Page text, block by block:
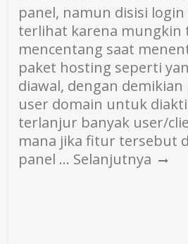
panel, namun disisi
terlihat karena mungkin
mencentang saat
paket hosting seperti
diawal, dengan
user domain untuk
terlanjur banyak user/
mana jika fitur tersebut
panel … Selanjutnya